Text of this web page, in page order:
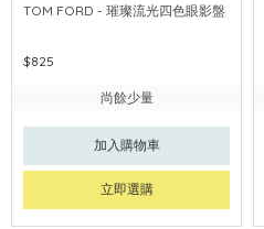
TOM FORD - 璀璨流光四色眼影盤
$825
尚餘少量
加入購物車
立即選購